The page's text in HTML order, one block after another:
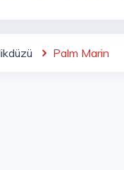
Palm Marin